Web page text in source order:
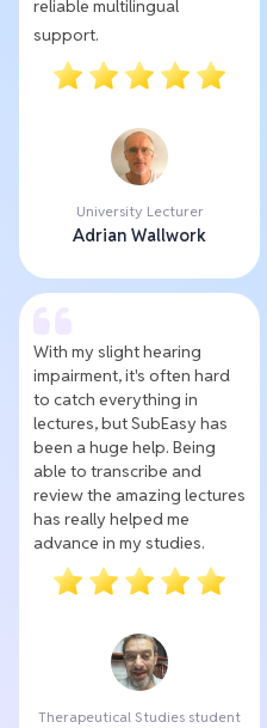
reliable multilingual
support.
University Lecturer
Adrian Wallwork
With my slight hearing
impairment, it's often hard
to catch everything in
lectures, but SubEasy has
been a huge help. Being
able to transcribe and
review the amazing lectures
has really helped me
advance in my studies.
Therapeutical Studies student